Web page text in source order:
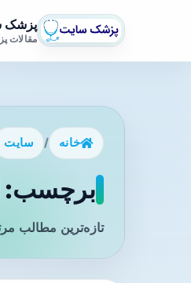
پزشک
مقالات
خانه / سایت
برچسب:
تازه‌ترین مطالب